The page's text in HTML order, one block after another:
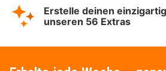
Erstelle deinen
unseren 56 Extras